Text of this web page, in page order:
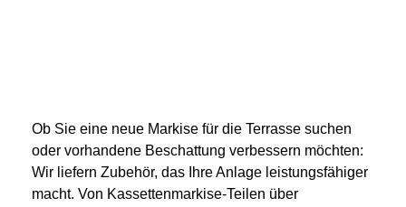
Ob Sie eine neue Markise für die Terrasse suchen
oder vorhandene Beschattung verbessern möchten:
Wir liefern Zubehör, das Ihre Anlage leistungsfähiger
macht. Von Kassettenmarkise-Teilen über